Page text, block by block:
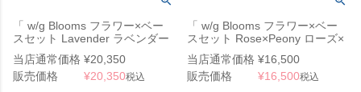
「 w/g Blooms フラワー×ベー
スセット Lavender ラベンダー
1/SBE 」
当店通常価格 ¥20,350
販売価格
¥20,350税込
「 w/g Blooms フラワー×ベー
スセット Rose×Peony ローズ×
ピオニー 3 」
当店通常価格 ¥16,500
販売価格
¥16,500税込